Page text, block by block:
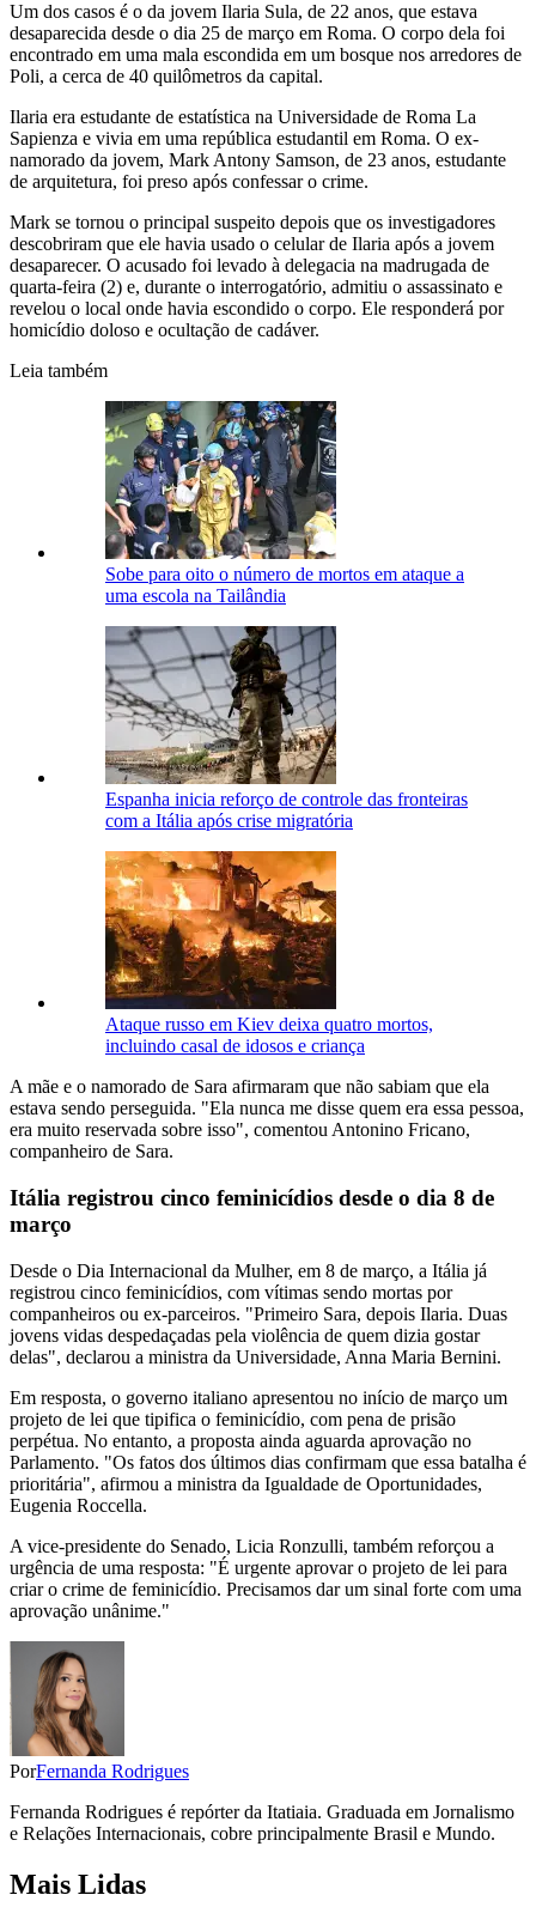
Um dos casos é o da jovem Ilaria Sula, de 22 anos, que estava
desaparecida desde o dia 25 de março em Roma. O corpo dela foi
encontrado em uma mala escondida em um bosque nos arredores de
Poli, a cerca de 40 quilômetros da capital.
Ilaria era estudante de estatística na Universidade de Roma La
Sapienza e vivia em uma república estudantil em Roma. O ex-
namorado da jovem, Mark Antony Samson, de 23 anos, estudante
de arquitetura, foi preso após confessar o crime.
Mark se tornou o principal suspeito depois que os investigadores
descobriram que ele havia usado o celular de Ilaria após a jovem
desaparecer. O acusado foi levado à delegacia na madrugada de
quarta-feira (2) e, durante o interrogatório, admitiu o assassinato e
revelou o local onde havia escondido o corpo. Ele responderá por
homicídio doloso e ocultação de cadáver.
Leia também
Sobe para oito o número de mortos em ataque a
uma escola na Tailândia
Espanha inicia reforço de controle das fronteiras
com a Itália após crise migratória
Ataque russo em Kiev deixa quatro mortos,
incluindo casal de idosos e criança
A mãe e o namorado de Sara afirmaram que não sabiam que ela
estava sendo perseguida. "Ela nunca me disse quem era essa pessoa,
era muito reservada sobre isso", comentou Antonino Fricano,
companheiro de Sara.
Itália registrou cinco feminicídios desde o dia 8 de
março
Desde o Dia Internacional da Mulher, em 8 de março, a Itália já
registrou cinco feminicídios, com vítimas sendo mortas por
companheiros ou ex-parceiros. "Primeiro Sara, depois Ilaria. Duas
jovens vidas despedaçadas pela violência de quem dizia gostar
delas", declarou a ministra da Universidade, Anna Maria Bernini.
Em resposta, o governo italiano apresentou no início de março um
projeto de lei que tipifica o feminicídio, com pena de prisão
perpétua. No entanto, a proposta ainda aguarda aprovação no
Parlamento. "Os fatos dos últimos dias confirmam que essa batalha é
prioritária", afirmou a ministra da Igualdade de Oportunidades,
Eugenia Roccella.
A vice-presidente do Senado, Licia Ronzulli, também reforçou a
urgência de uma resposta: "É urgente aprovar o projeto de lei para
criar o crime de feminicídio. Precisamos dar um sinal forte com uma
aprovação unânime."
PorFernanda Rodrigues
Fernanda Rodrigues é repórter da Itatiaia. Graduada em Jornalismo
e Relações Internacionais, cobre principalmente Brasil e Mundo.
Mais Lidas